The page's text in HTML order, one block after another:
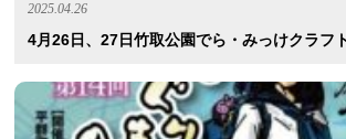
2025.04.26
4月26日、27日竹取公園でら・みっけクラフ